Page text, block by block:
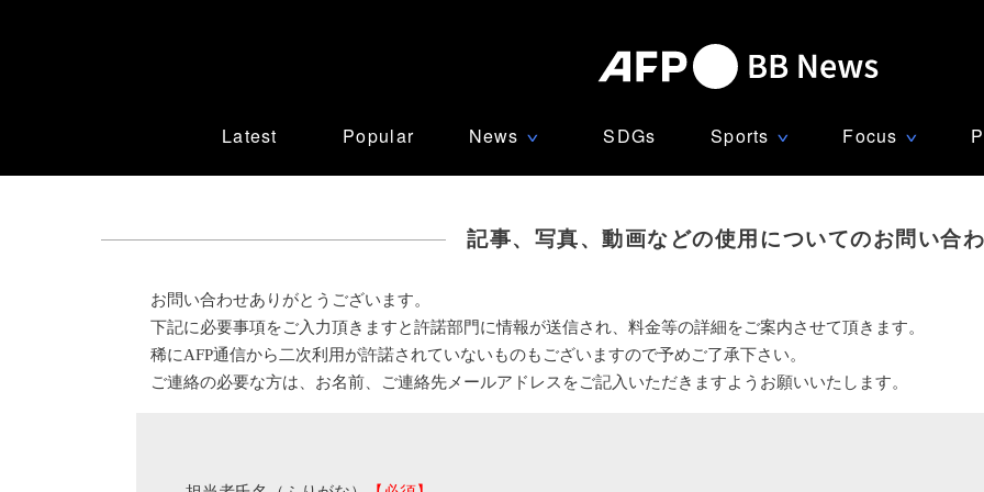
Latest Popular News ∨ SDGs Sports ∨ Focus ∨
記事、写真、動画などの使用についてのお問い合
お問い合わせありがとうございます。
下記に必要事項をご入力頂きますと許諾部門に情報が送信され、料金等の詳細をご案内させて頂きます。
稀にAFP通信から二次利用が許諾されていないものもございますので予めご了承下さい。
ご連絡の必要な方は、お名前、ご連絡先メールアドレスをご記入いただきますようお願いいたします。